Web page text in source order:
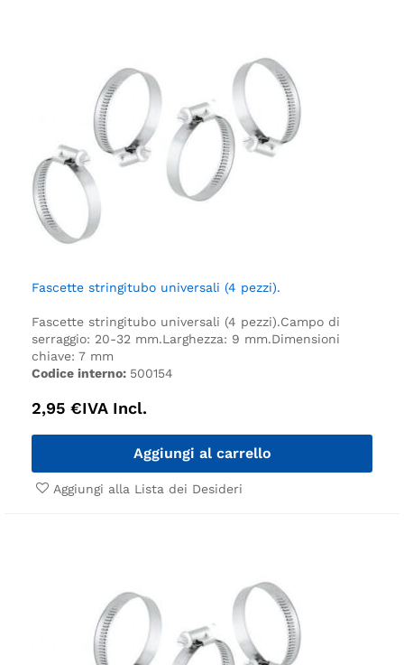
Fascette stringitubo universali (4 pezzi).
Fascette stringitubo universali (4 pezzi).Campo di
serraggio: 20-32 mm.Larghezza: 9 mm.Dimensioni
chiave: 7 mm
Codice interno: 500154
2,95 €IVA Incl.
Aggiungi al carrello
Aggiungi alla Lista dei Desideri